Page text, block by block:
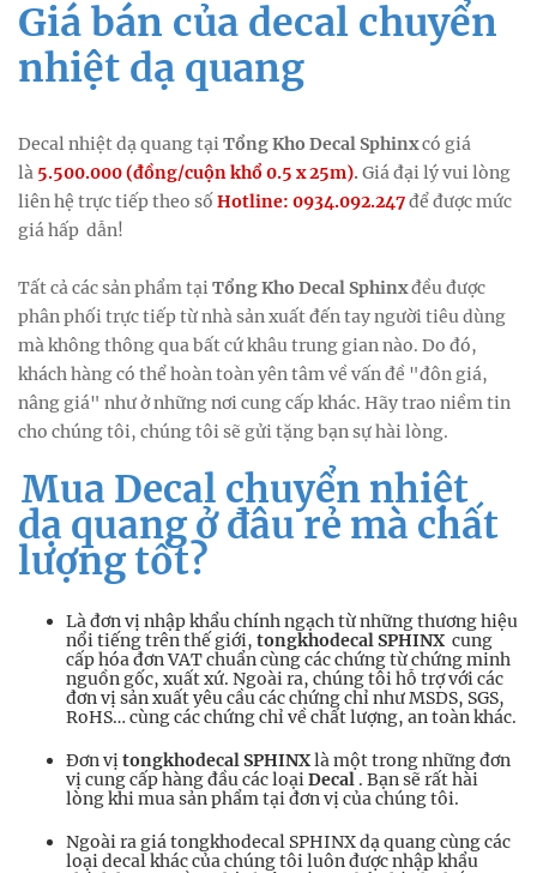
Giá bán của decal chuyển
nhiệt dạ quang
Decal nhiệt dạ quang tại Tổng Kho Decal Sphinxcó giá
là 5.500.000 (đồng/cuộn khổ 0.5 x 25m). Giá đại lý vui lòng
liên hệ trực tiếp theo số Hotline: 0934.092.247để được mức
giá hấp dẫn!
Tất cả các sản phẩm tại Tổng Kho Decal Sphinxđều được
phân phối trực tiếp từ nhà sản xuất đến tay người tiêu dùng
mà không thông qua bất cứ khâu trung gian nào. Do đó,
khách hàng có thể hoàn toàn yên tâm về vấn đề "đôn giá,
nâng giá" như ở những nơi cung cấp khác. Hãy trao niềm tin
cho chúng tôi, chúng tôi sẽ gửi tặng bạn sự hài lòng.
Mua Decal chuyển nhiệt
dạ quang ở đâu rẻ mà chất
lượng tốt?
Là đơn vị nhập khẩu chính ngạch từ những thương hiệu
nổi tiếng trên thế giới, tongkhodecal SPHINX cung
cấp hóa đơn VAT chuẩn cùng các chứng từ chứng minh
nguồn gốc, xuất xứ. Ngoài ra, chúng tôi hỗ trợ với các
đơn vị sản xuất yêu cầu các chứng chỉ như MSDS, SGS,
RoHS… cùng các chứng chỉ về chất lượng, an toàn khác.
Đơn vị tongkhodecal SPHINXlà một trong những đơn
vị cung cấp hàng đầu các loại Decal . Bạn sẽ rất hài
lòng khi mua sản phẩm tại đơn vị của chúng tôi.
Ngoài ra giá tongkhodecal SPHINX dạ quang cùng các
loại decal khác của chúng tôi luôn được nhập khẩu